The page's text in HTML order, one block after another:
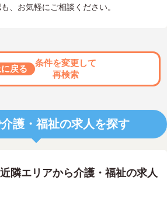
、お気軽にご相談ください。
戻る
条件を変更して
再検索
護・福祉の求人を探す
隣エリアから介護・福祉の求人